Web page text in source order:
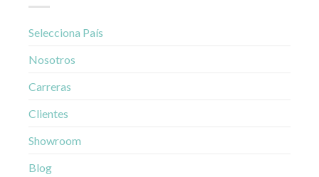
Selecciona País
Nosotros
Carreras
Clientes
Showroom
Blog